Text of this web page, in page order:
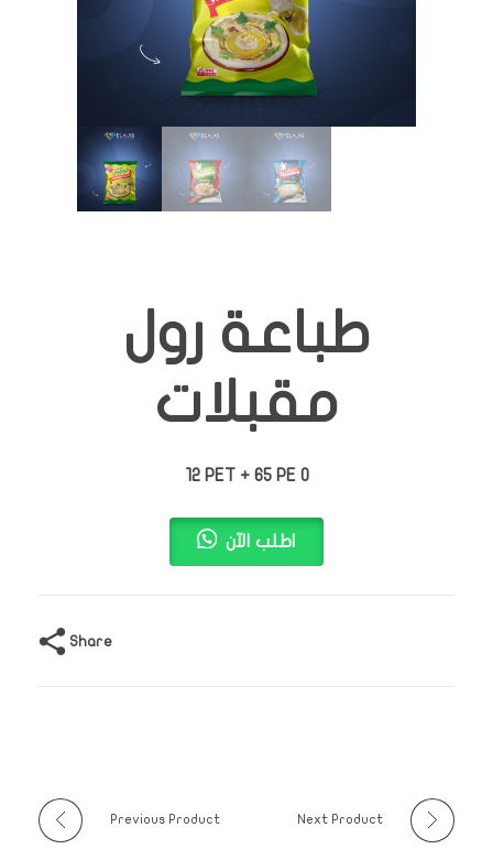
طباعة رول
مقبلات
12 PET + 65 PE O
اطلب الآن
Share
Previous Product Next Product